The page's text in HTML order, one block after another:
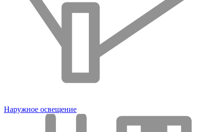
Наружное освещение